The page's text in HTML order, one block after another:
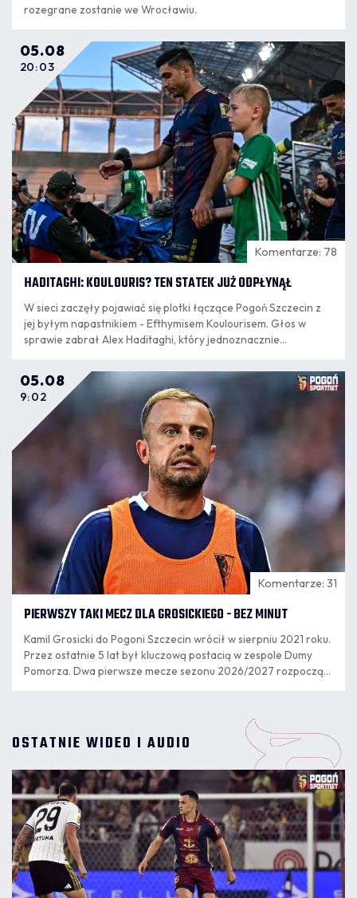
rozegrane zostanie we Wrocławiu.
05.08
20:03
Komentarze: 78
HADITAGHI: KOULOURIS? TEN STATEK JUŻ ODPŁYNĄŁ
W sieci zaczęły pojawiać się plotki łączące Pogoń Szczecin z
jej byłym napastnikiem - Efthymisem Koulourisem. Głos w
sprawie zabrał Alex Haditaghi, który jednoznacznie
05.08
9:02
Komentarze: 31
PIERWSZY TAKI MECZ DLA GROSICKIEGO - BEZ MINUT
Kamil Grosicki do Pogoni Szczecin wrócił w sierpniu 2021 roku.
Przez ostatnie 5 lat był kluczową postacią w zespole Dumy
Pomorza. Dwa pierwsze mecze sezonu 2026/2027 rozpoczął
OSTATNIE WIDEO I AUDIO